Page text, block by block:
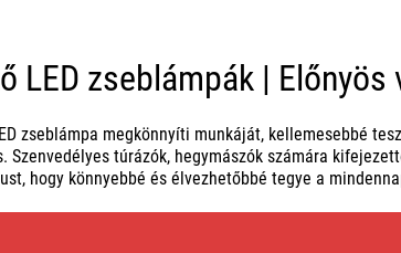
LED zseblámpák | Előnyös
zseblámpa megkönnyíti munkáját, kellemesebbé
Szenvedélyes túrázók, hegymászók számára
hogy könnyebbé és élvezhetőbbé tegye a